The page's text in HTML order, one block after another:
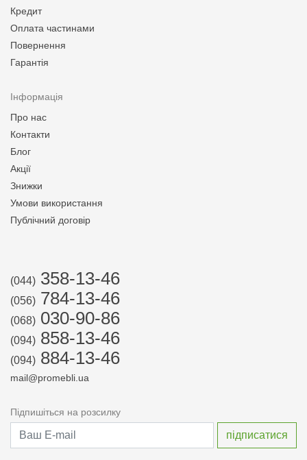
Кредит
Оплата частинами
Повернення
Гарантія
Інформація
Про нас
Контакти
Блог
Акції
Знижки
Умови використання
Публічний договір
(044) 358-13-46
(056) 784-13-46
(068) 030-90-86
(094) 858-13-46
(094) 884-13-46
mail@promebli.ua
Підпишіться на розсилку